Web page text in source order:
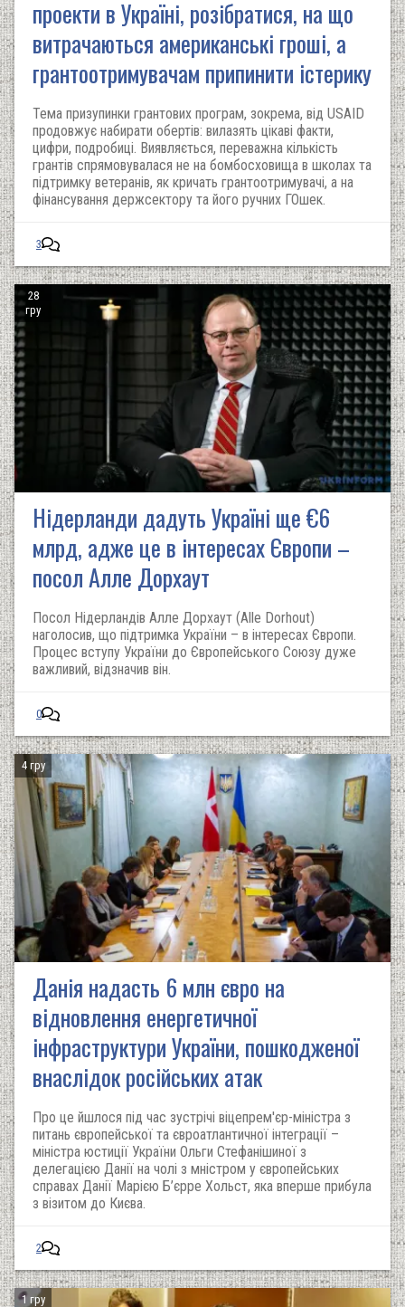
проекти в Україні, розібратися, на що
витрачаються американські гроші, а
грантоотримувачам припинити істерику
Тема призупинки грантових програм, зокрема, від USAID
продовжує набирати обертів: вилазять цікаві факти,
цифри, подробиці. Виявляється, переважна кількість
грантів спрямовувалася не на бомбосховища в школах та
підтримку ветеранів, як кричать грантоотримувачі, а на
фінансування держсектору та його ручних ГОшек.
3
28
гру
Нідерланди дадуть Україні ще €6
млрд, адже це в інтересах Європи –
посол Алле Дорхаут
Посол Нідерландів Алле Дорхаут (Alle Dorhout)
наголосив, що підтримка України – в інтересах Європи.
Процес вступу України до Європейського Союзу дуже
важливий, відзначив він.
0
4 гру
Данія надасть 6 млн євро на
відновлення енергетичної
інфраструктури України, пошкодженої
внаслідок російських атак
Про це йшлося під час зустрічі віцепрем'єр-міністра з
питань європейської та євроатлантичної інтеграції –
міністра юстиції України Ольги Стефанішиної з
делегацією Данії на чолі з мністром у європейських
справах Данії Марією Б’єрре Хольст, яка вперше прибула
з візитом до Києва.
2
1 гру